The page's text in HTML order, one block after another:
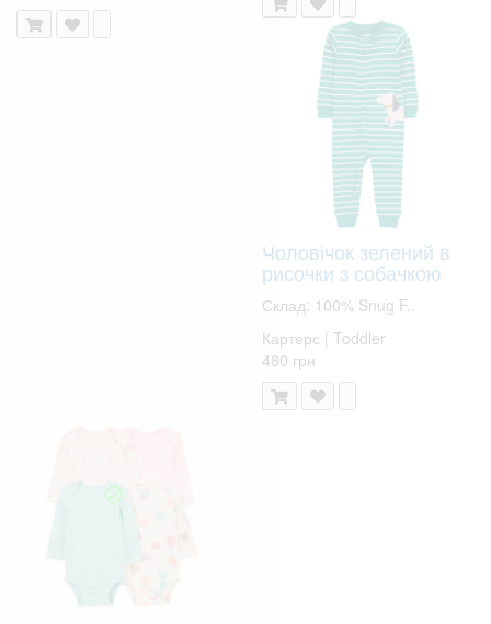
Чоловічок зелений в
рисочки з собачкою
Склад: 100% Snug F..
Картерс | Toddler
480 грн